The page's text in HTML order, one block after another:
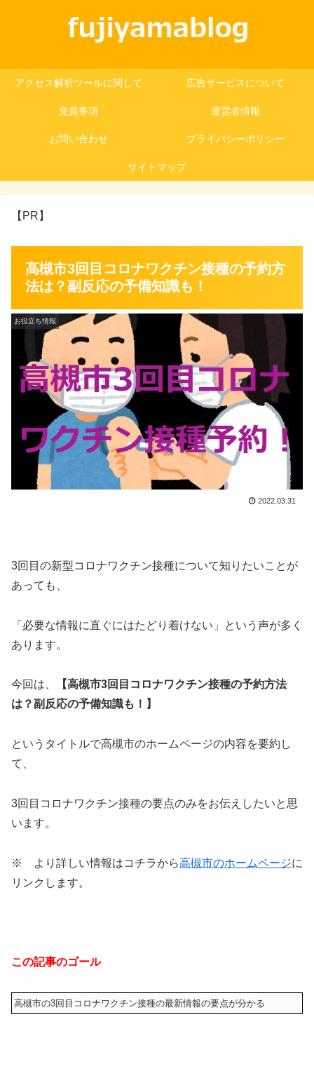
アクセス解析ツールに関して 広告サービスについて
免責事項 運営者情報
お問い合わせ プライバシーポリシー
サイトマップ
【PR】
高槻市3回目コロナワクチン接種の予約方
法は？副反応の予備知識も！
お役立ち情報
2022.03.31
3回目の新型コロナワクチン接種について知りたいことが
あっても、
「必要な情報に直ぐにはたどり着けない」という声が多く
あります。
今回は、
【高槻市3回目コロナワクチン接種の予約方法
は？副反応の予備知識も！】
というタイトルで高槻市のホームページの内容を要約し
て、
3回目コロナワクチン接種の要点のみをお伝えしたいと思
います。
※ より詳しい情報はコチラから高槻市のホームページに
リンクします。
この記事のゴール
高槻市の3回目コロナワクチン接種の最新情報の要点が分かる